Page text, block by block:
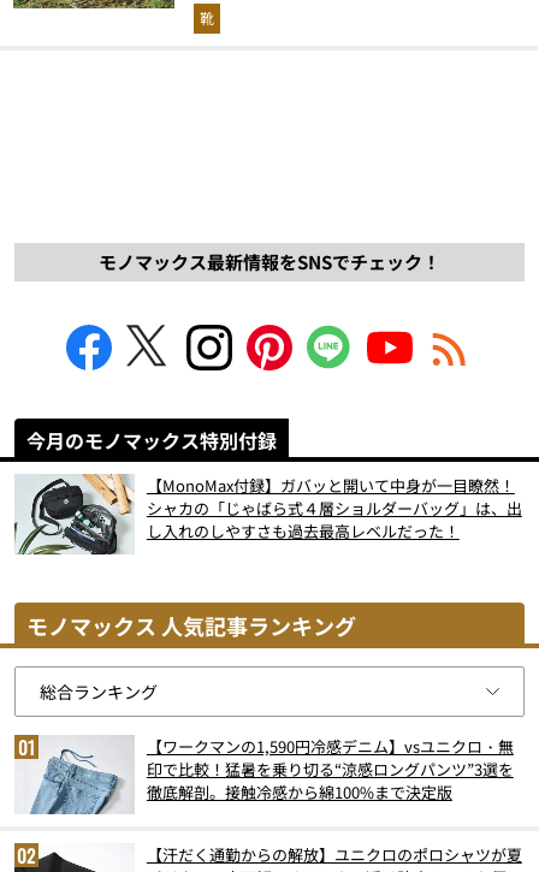
解説！
靴
モノマックス最新情報をSNSでチェック！
今月のモノマックス特別付録
【MonoMax付録】ガバッと開いて中身が一目瞭然！
シャカの「じゃばら式４層ショルダーバッグ」は、出
し入れのしやすさも過去最高レベルだった！
モノマックス 人気記事ランキング
【ワークマンの1,590円冷感デニム】vsユニクロ・無
印で比較！猛暑を乗り切る“涼感ロングパンツ”3選を
徹底解剖。接触冷感から綿100%まで決定版
【汗だく通勤からの解放】ユニクロのポロシャツが夏